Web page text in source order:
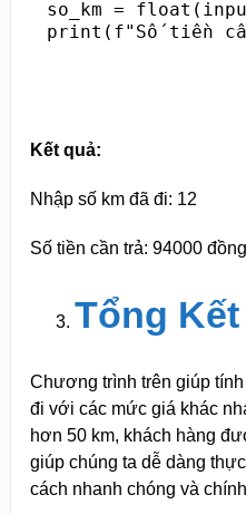
so_km =
Kết quả:
Nhập số km đã đi: 12
Số tiền cần trả: 94000 đồng
Tổng Kết
Chương trình trên giúp
đi với các mức giá khác
hơn 50 km, khách hàng
giúp chúng ta dễ dàng
cách nhanh chóng và